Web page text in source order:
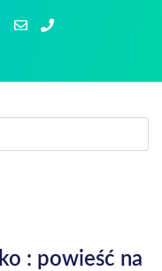
: powieść na